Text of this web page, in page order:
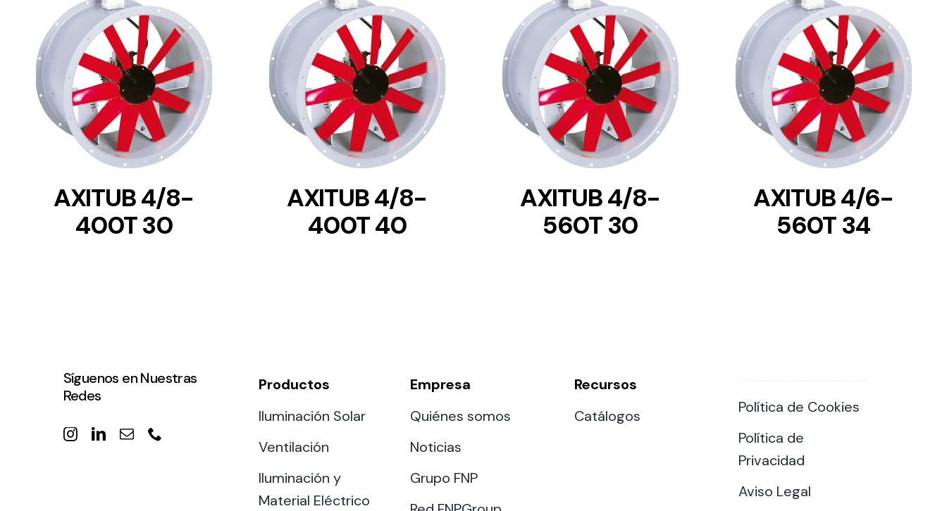
DETAILS
AXITUB 4/8-
400T 30
DETAILS
AXITUB 4/8-
400T 40
DETAILS
AXITUB 4/8-
560T 30
DETAILS
AXITUB 4/6-
560T 34
Síguenos en Nuestras
Redes
Productos
Iluminación Solar
Ventilación
Iluminación y
Material Eléctrico
Empresa
Quiénes somos
Noticias
Grupo FNP
Recursos
Catálogos
Política de Cookies
Política de
Privacidad
Aviso Legal